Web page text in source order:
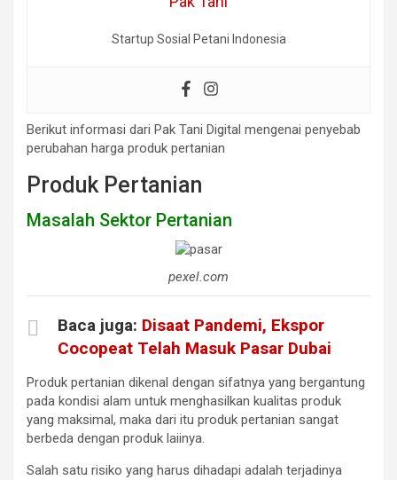
Startup Sosial Petani Indonesia
Berikut informasi dari Pak Tani Digital mengenai penyebab
perubahan harga produk pertanian
Produk Pertanian
Masalah Sektor Pertanian
pexel.com
Baca juga: Disaat Pandemi, Ekspor
Cocopeat Telah Masuk Pasar Dubai
Produk pertanian dikenal dengan sifatnya yang bergantung
pada kondisi alam untuk menghasilkan kualitas produk
yang maksimal, maka dari itu produk pertanian sangat
berbeda dengan produk laiinya.
Salah satu risiko yang harus dihadapi adalah terjadinya